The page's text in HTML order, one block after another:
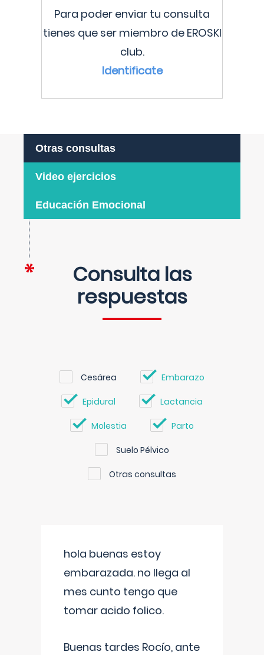
Para poder enviar tu consulta
tienes que ser miembro de EROSKI
club.
Identificate
Otras consultas
Video ejercicios
Educación Emocional
Consulta las
respuestas
Cesárea Embarazo
Epidural Lactancia
Molestia Parto
Suelo Pélvico
Otras consultas
hola buenas estoy
embarazada. no llega al
mes cunto tengo que
tomar acido folico.
Buenas tardes Rocío, ante